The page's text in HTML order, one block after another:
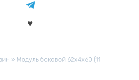
» Модуль боковой 62х4х60 (11